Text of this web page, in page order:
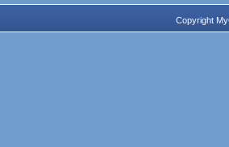
Copyright